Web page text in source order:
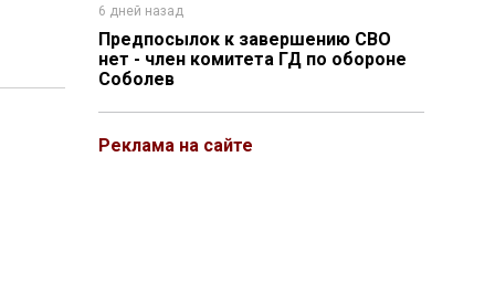
6 дней назад
Предпосылок к завершению СВО
нет - член комитета ГД по обороне
Соболев
Реклама на сайте